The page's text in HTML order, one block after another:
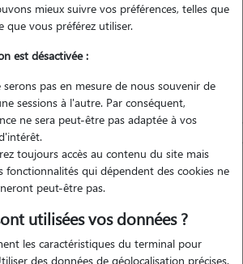
mieux suivre vos préférences, telles que
que vous préférez utiliser.
est désactivée :
serons pas en mesure de nous souvenir de
sessions à l'autre. Par conséquent,
ne sera peut-être pas adaptée à vos
toujours accès au contenu du site mais
fonctionnalités qui dépendent des cookies ne
peut-être pas.
utilisées vos données ?
les caractéristiques du terminal pour
des données de géolocalisation précises.